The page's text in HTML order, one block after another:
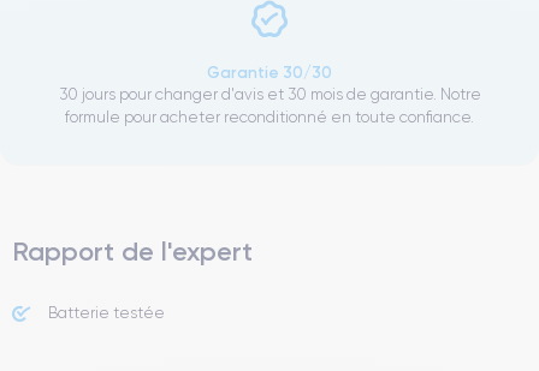
Garantie 30/30
30 jours pour changer d'avis et 30 mois de garantie. Notre
formule pour acheter reconditionné en toute confiance.
Rapport de l'expert
Batterie testée